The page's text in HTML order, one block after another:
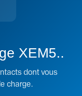
XEM5..
dont vous
charge.